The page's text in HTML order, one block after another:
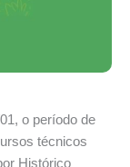
o período de
técnicos
Histórico